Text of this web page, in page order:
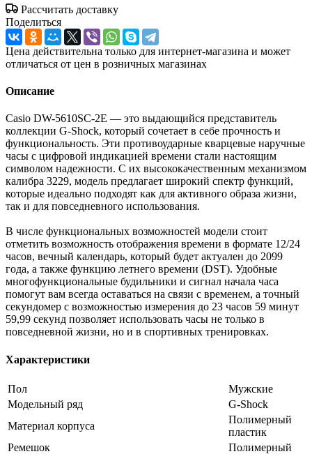
Рассчитать доставку
Поделиться
Цена действительна только для интернет-магазина и может
отличаться от цен в розничных магазинах
Описание
Casio DW-5610SC-2E — это выдающийся представитель
коллекции G-Shock, который сочетает в себе прочность и
функциональность. Эти противоударные кварцевые наручные
часы с цифровой индикацией времени стали настоящим
символом надежности. С их высококачественным механизмом
калибра 3229, модель предлагает широкий спектр функций,
которые идеально подходят как для активного образа жизни,
так и для повседневного использования.
В числе функциональных возможностей модели стоит
отметить возможность отображения времени в формате 12/24
часов, вечный календарь, который будет актуален до 2099
года, а также функцию летнего времени (DST). Удобные
многофункциональные будильники и сигнал начала часа
помогут вам всегда оставаться на связи с временем, а точный
секундомер с возможностью измерения до 23 часов 59 минут
59,99 секунд позволяет использовать часы не только в
повседневной жизни, но и в спортивных тренировках.
Характеристики
Пол
Мужские
Модельный ряд
G-Shock
Материал корпуса
Полимерный
пластик
Ремешок
Полимерный